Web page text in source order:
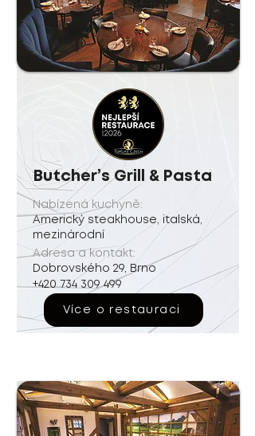
Butcher’s Grill & Pasta
Nabízená kuchyně:
Americký steakhouse, italská,
mezinárodní
Adresa a kontakt:
Dobrovského 29, Brno
+420 734 309 499
Více o restauraci